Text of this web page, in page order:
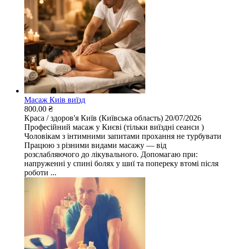
Масаж Киів виїзд
800.00 ₴
Краса / здоров'я Київ (Київська область) 20/07/2026
Професійний масаж у Києві (тільки виїздні сеанси )
Чоловікам з інтимними запитами прохання не турбувати
Працюю з різними видами масажу — від
розслабляючого до лікувального. Допомагаю при:
напруженні у спині болях у шиї та попереку втомі після
роботи ...